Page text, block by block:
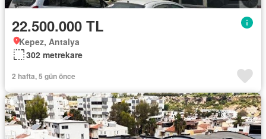
22.500.000 TL
Kepez, Antalya
302 metrekare
2 hafta, 5 gün önce